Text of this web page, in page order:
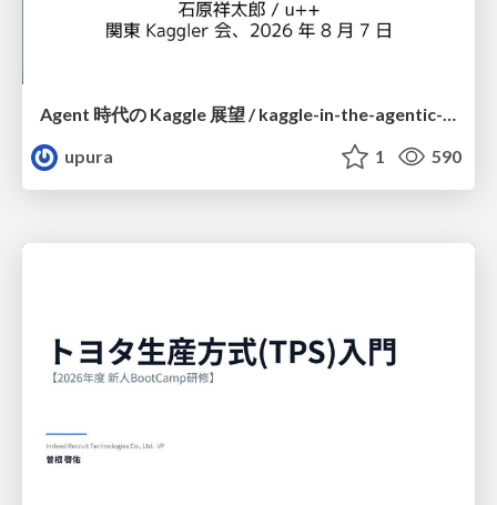
Agent 時代の Kaggle 展望 / kaggle-in-the-agentic-era
upura
1 590